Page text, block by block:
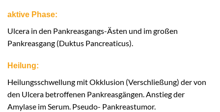
aktive Phase:
Ulcera in den Pankreasgangs-Ästen und im großen
Pankreasgang (Duktus Pancreaticus).
Heilung:
Heilungsschwellung mit Okklusion (Verschließung) der von
den Ulcera betroffenen Pankreasgängen. Anstieg der
Amylase im Serum. Pseudo- Pankreastumor.